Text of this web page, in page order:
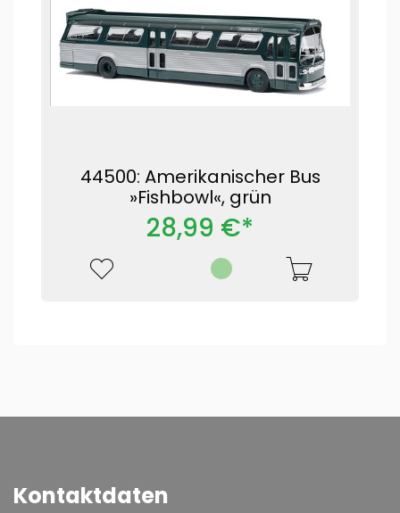
44500: Amerikanischer Bus
»Fishbowl«, grün
28,99 €*
Kontaktdaten